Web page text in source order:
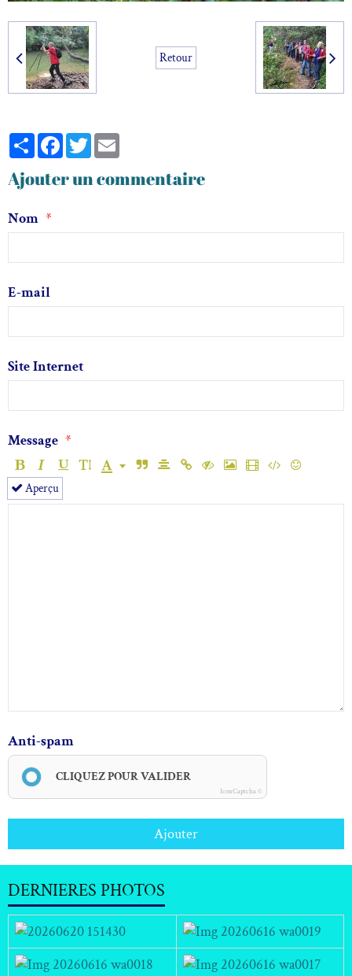
Retour
PartagerFacebook
Twitter
Ajouter un commentaire
Nom
E-mail
Site Internet
Message
Aperçu
Anti-spam
CLIQUEZ POUR VALIDER
IconCaptcha ©
Ajouter
DERNIERES PHOTOS